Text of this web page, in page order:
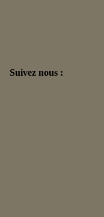
Suivez nous :